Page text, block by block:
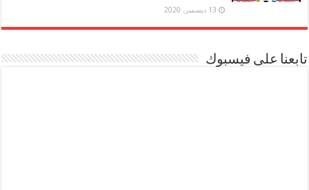
13 ديسمبر، 2020
تابعنا على فيسبوك